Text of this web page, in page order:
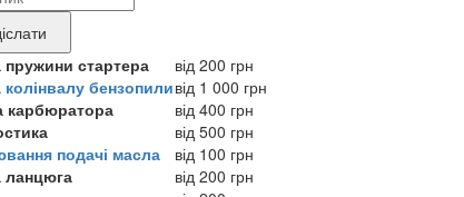
пружини стартера
від 200 грн
колінвалу бензопиливід 1 000 грн
карбюратора
від 400 грн
від 500 грн
подачі масла
від 100 грн
ланцюга
від 200 грн